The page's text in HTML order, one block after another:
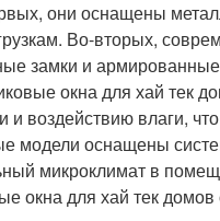
они оснащены
Во-вторых,
замки и
окна для хай тек
и воздействию влаги,
модели оснащены
микроклимат в
окна для хай тек